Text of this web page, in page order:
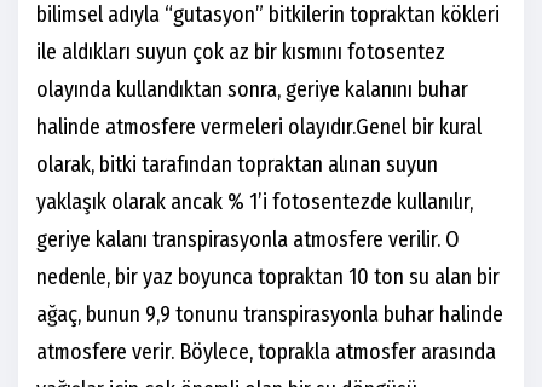
bilimsel adıyla “gutasyon” bitkilerin topraktan kökleri
ile aldıkları suyun çok az bir kısmını fotosentez
olayında kullandıktan sonra, geriye kalanını buhar
halinde atmosfere vermeleri olayıdır.Genel bir kural
olarak, bitki tarafından topraktan alınan suyun
yaklaşık olarak ancak % 1’i fotosentezde kullanılır,
geriye kalanı transpirasyonla atmosfere verilir. O
nedenle, bir yaz boyunca topraktan 10 ton su alan bir
ağaç, bunun 9,9 tonunu transpirasyonla buhar halinde
atmosfere verir. Böylece, toprakla atmosfer arasında